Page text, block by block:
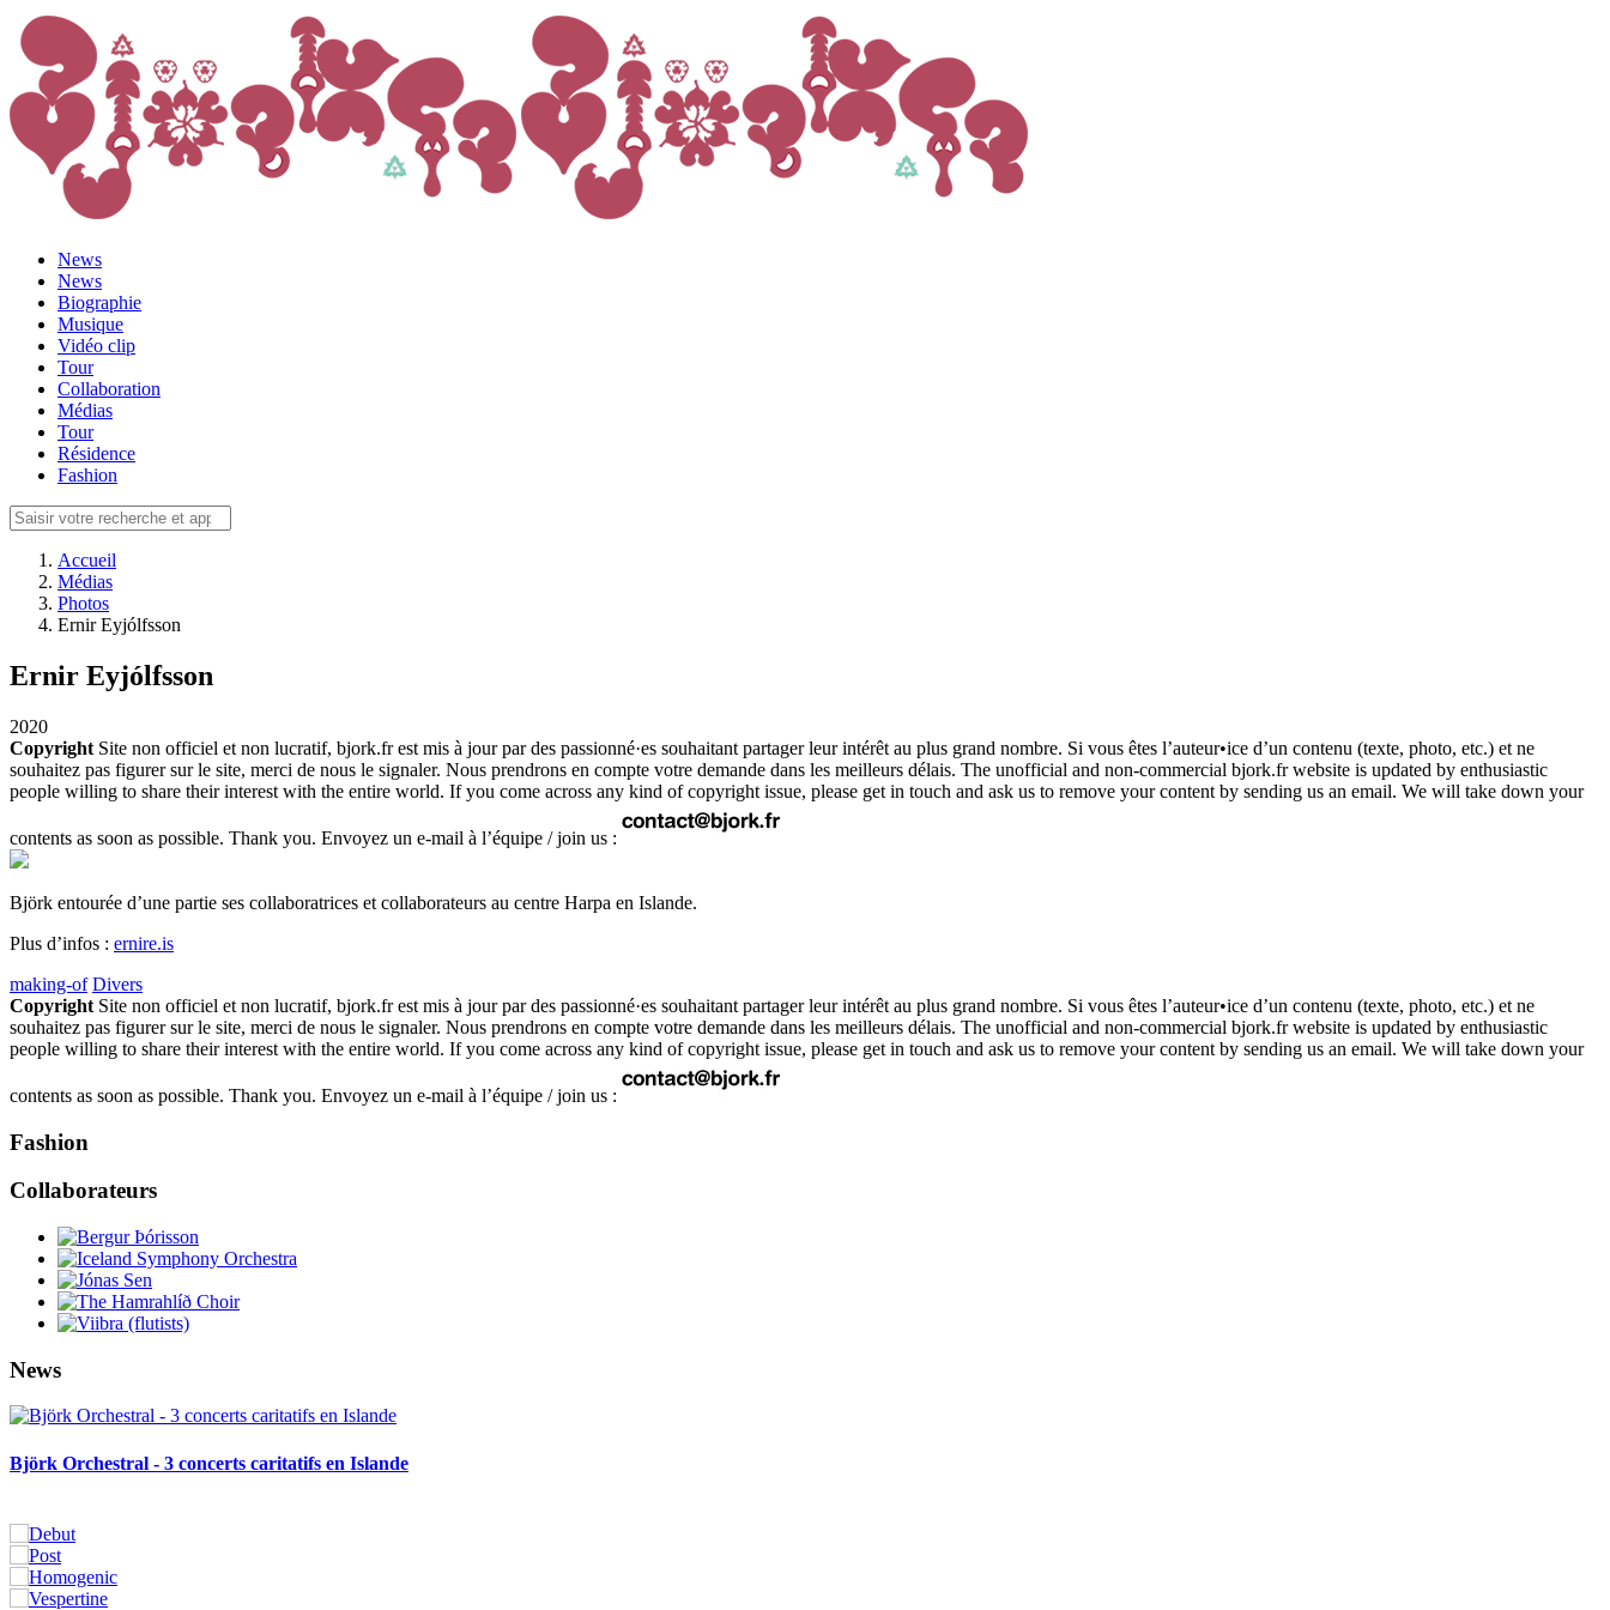
News
News
Biographie
Musique
Vidéo clip
Tour
Collaboration
Médias
Tour
Résidence
Fashion
Accueil
Médias
Photos
Ernir Eyjólfsson
Ernir Eyjólfsson
2020
Copyright Site non officiel et non lucratif, bjork.fr est mis à jour par des passionné·es souhaitant partager leur intérêt au plus grand nombre. Si vous êtes l’auteur•ice d’un contenu (texte, photo, etc.) et ne
souhaitez pas figurer sur le site, merci de nous le signaler. Nous prendrons en compte votre demande dans les meilleurs délais. The unofficial and non-commercial bjork.fr website is updated by enthusiastic
people willing to share their interest with the entire world. If you come across any kind of copyright issue, please get in touch and ask us to remove your content by sending us an email. We will take down your
contents as soon as possible. Thank you. Envoyez un e-mail à l’équipe / join us :
Björk entourée d’une partie ses collaboratrices et collaborateurs au centre Harpa en Islande.
Plus d’infos : ernire.is
making-of Divers
Copyright Site non officiel et non lucratif, bjork.fr est mis à jour par des passionné·es souhaitant partager leur intérêt au plus grand nombre. Si vous êtes l’auteur•ice d’un contenu (texte, photo, etc.) et ne
souhaitez pas figurer sur le site, merci de nous le signaler. Nous prendrons en compte votre demande dans les meilleurs délais. The unofficial and non-commercial bjork.fr website is updated by enthusiastic
people willing to share their interest with the entire world. If you come across any kind of copyright issue, please get in touch and ask us to remove your content by sending us an email. We will take down your
contents as soon as possible. Thank you. Envoyez un e-mail à l’équipe / join us :
Fashion
Collaborateurs
News
Björk Orchestral - 3 concerts caritatifs en Islande